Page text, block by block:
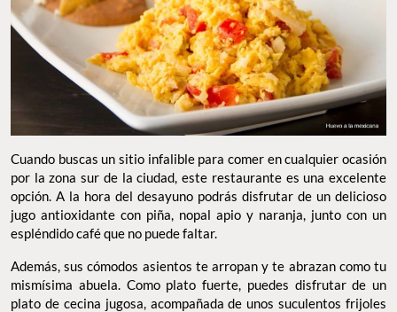
Cuando buscas un sitio infalible para comer en cualquier ocasión
por la zona sur de la ciudad, este restaurante es una excelente
opción. A la hora del desayuno podrás disfrutar de un delicioso
jugo antioxidante con piña, nopal apio y naranja, junto con un
espléndido café que no puede faltar.
Además, sus cómodos asientos te arropan y te abrazan como tu
mismísima abuela. Como plato fuerte, puedes disfrutar de un
plato de cecina jugosa, acompañada de unos suculentos frijoles